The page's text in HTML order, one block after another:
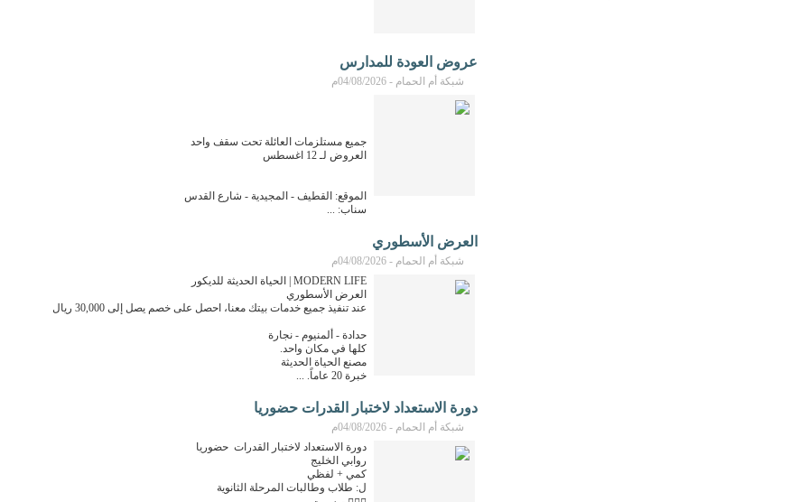
عروض العودة للمدارس
شبكة أم الحمام - 04/08/2026م
جميع مستلزمات العائلة تحت سقف واحد
العروض لـ 12 اغسطس
الموقع: القطيف - المجيدية - شارع القدس
سناب: ...
العرض الأسطوري
شبكة أم الحمام - 04/08/2026م
MODERN LIFE | الحياة الحديثة للديكور
العرض الأسطوري
عند تنفيذ جميع خدمات بيتك معنا، احصل على خصم يصل إلى 30,000 ريال
حدادة - ألمنيوم - نجارة
كلها في مكان واحد.
مصنع الحياة الحديثة
خبرة 20 عاماً. ...
دورة الاستعداد لاختبار القدرات حضوريا
شبكة أم الحمام - 04/08/2026م
دورة الاستعداد لاختبار القدرات حضوريا